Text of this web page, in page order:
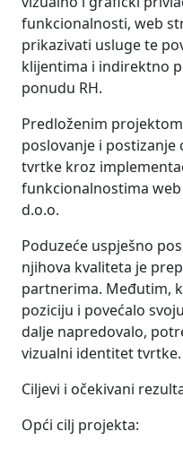
funkcionalnosti, web
prikazivati usluge te
klijentima i indirektno
ponudu RH.
Predloženim
poslovanje i postizanje
tvrtke kroz
funkcionalnostima
d.o.o.
Poduzeće uspješno
njihova kvaliteta je
partnerima. Međutim,
poziciju i povećalo
dalje napredovalo,
vizualni identitet tvrtke.
Ciljevi i očekivani
Opći cilj projekta: